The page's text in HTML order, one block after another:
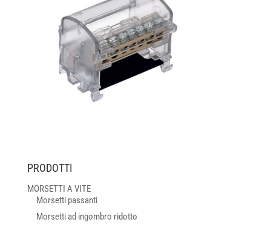
PRODOTTI
MORSETTI A VITE
Morsetti passanti
Morsetti ad ingombro ridotto